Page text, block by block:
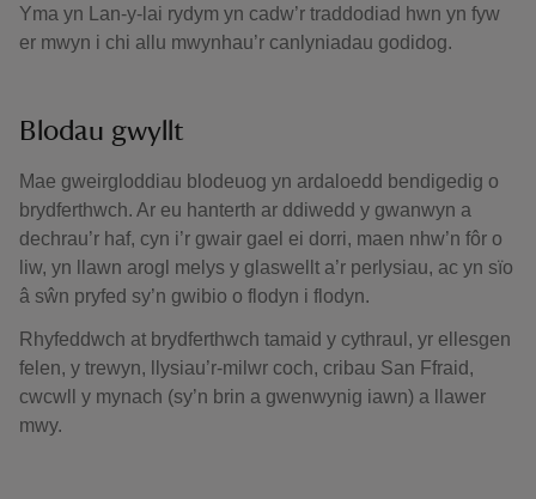
Yma yn Lan-y-lai rydym yn cadw’r traddodiad hwn yn fyw
er mwyn i chi allu mwynhau’r canlyniadau godidog.
Blodau gwyllt
Mae gweirgloddiau blodeuog yn ardaloedd bendigedig o
brydferthwch. Ar eu hanterth ar ddiwedd y gwanwyn a
dechrau’r haf, cyn i’r gwair gael ei dorri, maen nhw’n fôr o
liw, yn llawn arogl melys y glaswellt a’r perlysiau, ac yn sïo
â sŵn pryfed sy’n gwibio o flodyn i flodyn.
Rhyfeddwch at brydferthwch tamaid y cythraul, yr ellesgen
felen, y trewyn, llysiau’r-milwr coch, cribau San Ffraid,
cwcwll y mynach (sy’n brin a gwenwynig iawn) a llawer
mwy.